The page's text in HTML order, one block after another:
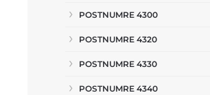
POSTNUMRE 4300
POSTNUMRE 4320
POSTNUMRE 4330
POSTNUMRE 4340